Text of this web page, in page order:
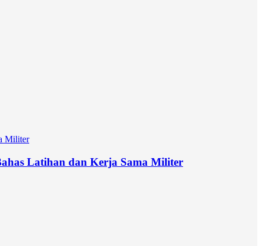
Latihan dan Kerja Sama Militer